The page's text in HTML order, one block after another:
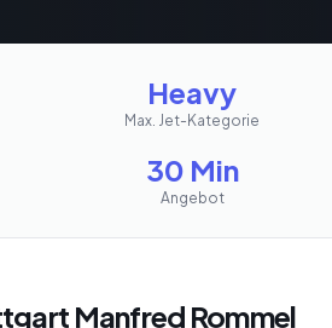
Heavy
Max. Jet-Kategorie
30 Min
Angebot
Manfred Rommel